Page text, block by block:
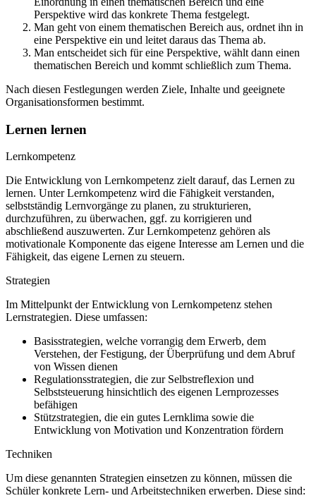
Perspektive wird das konkrete Thema festgelegt.
Man geht von einem thematischen Bereich aus, ordnet ihn in
eine Perspektive ein und leitet daraus das Thema ab.
Man entscheidet sich für eine Perspektive, wählt dann einen
thematischen Bereich und kommt schließlich zum Thema.
Nach diesen Festlegungen werden Ziele, Inhalte und geeignete
Organisationsformen bestimmt.
Lernen lernen
Lernkompetenz
Die Entwicklung von Lernkompetenz zielt darauf, das Lernen zu
lernen. Unter Lernkompetenz wird die Fähigkeit verstanden,
selbstständig Lernvorgänge zu planen, zu strukturieren,
durchzuführen, zu überwachen, ggf. zu korrigieren und
abschließend auszuwerten. Zur Lernkompetenz gehören als
motivationale Komponente das eigene Interesse am Lernen und die
Fähigkeit, das eigene Lernen zu steuern.
Strategien
Im Mittelpunkt der Entwicklung von Lernkompetenz stehen
Lernstrategien. Diese umfassen:
Basisstrategien, welche vorrangig dem Erwerb, dem
Verstehen, der Festigung, der Überprüfung und dem Abruf
von Wissen dienen
Regulationsstrategien, die zur Selbstreflexion und
Selbststeuerung hinsichtlich des eigenen Lernprozesses
befähigen
Stützstrategien, die ein gutes Lernklima sowie die
Entwicklung von Motivation und Konzentration fördern
Techniken
Um diese genannten Strategien einsetzen zu können, müssen die
Schüler konkrete Lern- und Arbeitstechniken erwerben. Diese sind: